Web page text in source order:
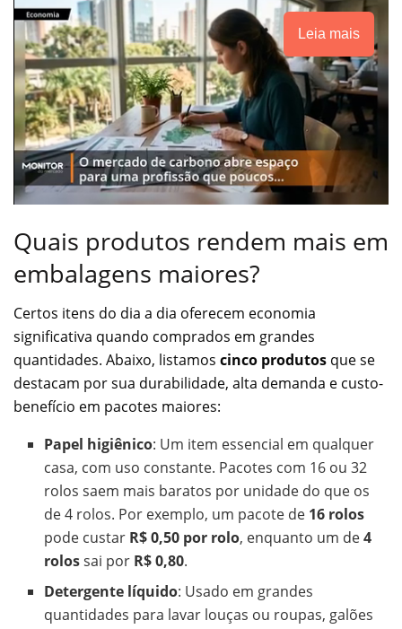
Leia mais
Quais produtos rendem mais em
embalagens maiores?
Certos itens do dia a dia oferecem economia
significativa quando comprados em grandes
quantidades. Abaixo, listamos cinco produtos que se
destacam por sua durabilidade, alta demanda e custo-
benefício em pacotes maiores:
Papel higiênico: Um item essencial em qualquer
casa, com uso constante. Pacotes com 16 ou 32
rolos saem mais baratos por unidade do que os
de 4 rolos. Por exemplo, um pacote de 16 rolos
pode custar R$ 0,50 por rolo, enquanto um de4
rolossai por R$ 0,80.
Detergente líquido: Usado em grandes
quantidades para lavar louças ou roupas, galões